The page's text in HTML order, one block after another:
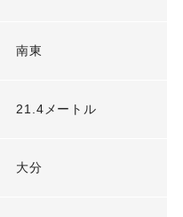
南東
21.4メートル
大分